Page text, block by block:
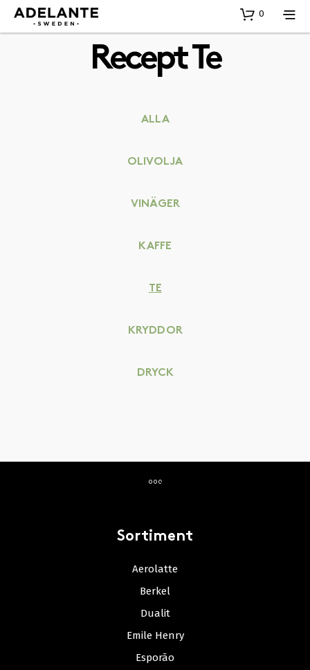
0
Recept Te
ALLA
OLIVOLJA
VINÄGER
KAFFE
TE
KRYDDOR
DRYCK
Sortiment
Aerolatte
Berkel
Dualit
Emile Henry
Esporão